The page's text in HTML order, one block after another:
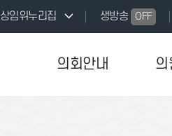
상임위누리집 생방송 OFF
의회안내 의